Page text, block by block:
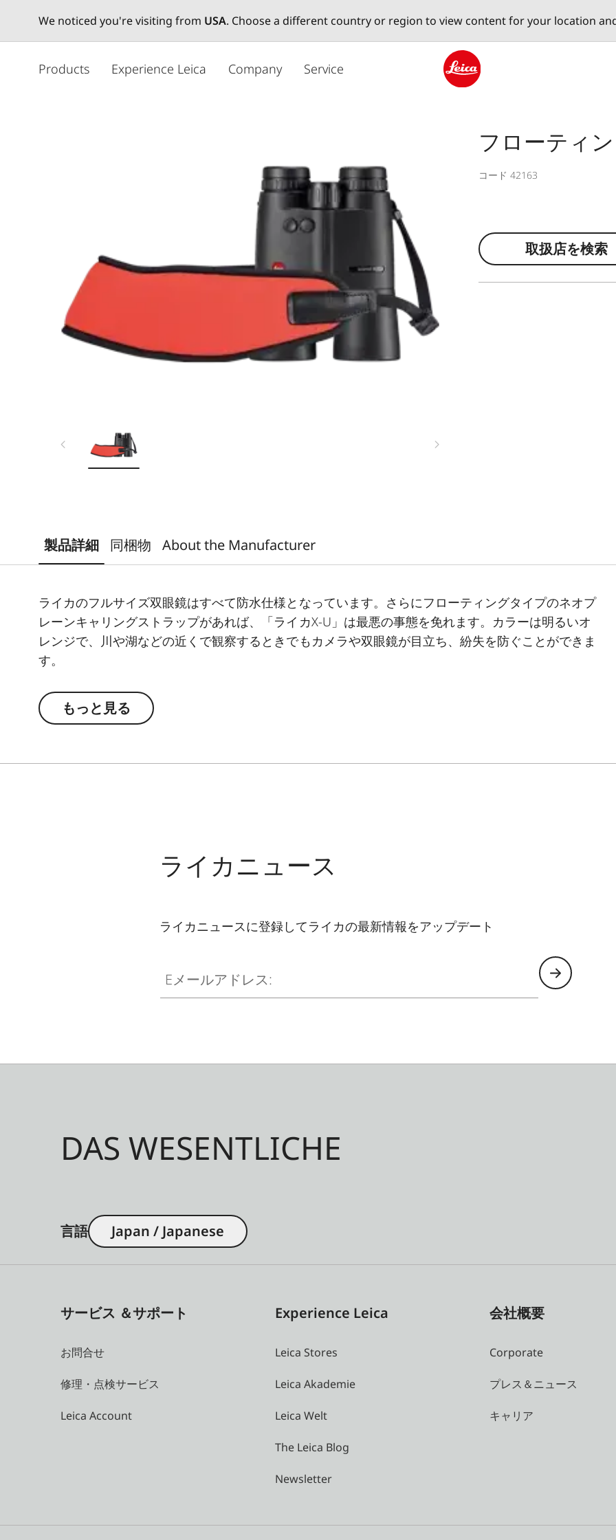
We noticed you're visiting from USA. Choose a different country or region to view content for your location
Products Experience Leica Company Service
フローティ
コード 42163
取扱店を検索
製品詳細 同梱物 About the Manufacturer
ライカのフルサイズ双眼鏡はすべて防水仕様となっています。さらにフローティングタイプのネオプ
レーンキャリングストラップがあれば、「ライカX-U」は最悪の事態を免れます。カラーは明るいオ
レンジで、川や湖などの近くで観察するときでもカメラや双眼鏡が目立ち、紛失を防ぐことができま
す。
もっと見る
ライカニュース
ライカニュースに登録してライカの最新情報をアップデート
DAS WESENTLICHE
言語 Japan / Japanese
サービス ＆サポート
お問合せ
修理・点検サービス
Leica Account
Experience Leica
Leica Stores
Leica Akademie
Leica Welt
The Leica Blog
Newsletter
会社概要
Corporate
プレス＆ニュース
キャリア